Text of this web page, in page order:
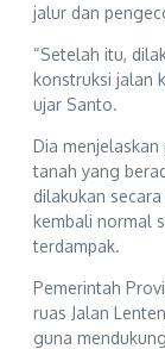
jalur dan
“Setelah itu,
konstruksi jalan
ujar Santo.
Dia
tanah yang
dilakukan
kembali normal
terdampak.
Pemerintah
ruas Jalan
guna